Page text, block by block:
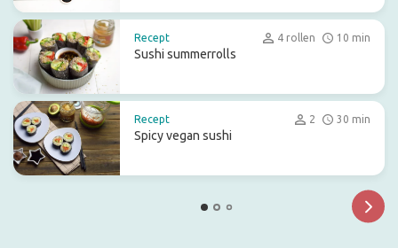
Recept 4 rollen 10 min
Sushi summerrolls
Recept 2 30 min
Spicy vegan sushi